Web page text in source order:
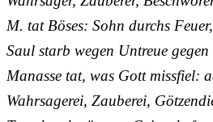
M. tat Böses: Sohn durchs
Saul starb wegen Untreue
Manasse tat, was Gott missfiel:
Wahrsagerei, Zauberei,